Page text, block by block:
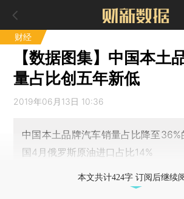
财经
【数据图集】中国本土
量占比创五年新低
2019年06月13日 10:36
中国本土品牌汽车销量占比降至36%
国4月俄罗斯原油进口占比14%
本文共计424字 订阅后继续